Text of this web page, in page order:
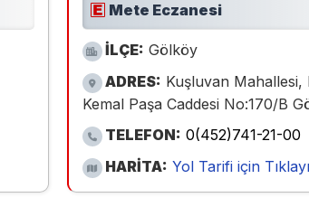
Mete Eczanesi
İLÇE: Gölköy
ADRES: Kuşluvan Mahallesi,
Kemal Paşa Caddesi No:170/B
TELEFON: 0(452)741-21-00
HARİTA: Yol Tarifi için